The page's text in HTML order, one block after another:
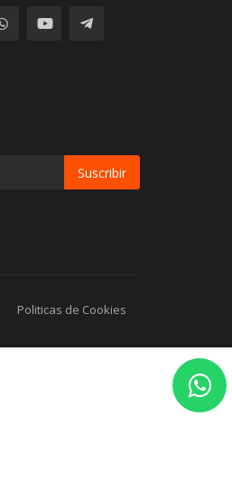
Suscribir
Politicas de Cookies